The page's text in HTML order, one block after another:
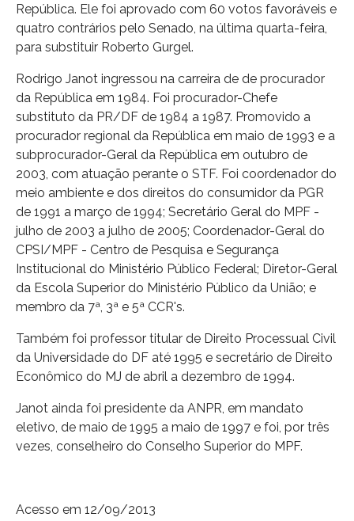
República. Ele foi aprovado com 60 votos favoráveis e
quatro contrários pelo Senado, na última quarta-feira,
para substituir Roberto Gurgel.
Rodrigo Janot ingressou na carreira de de procurador
da República em 1984. Foi procurador-Chefe
substituto da PR/DF de 1984 a 1987. Promovido a
procurador regional da República em maio de 1993 e a
subprocurador-Geral da República em outubro de
2003, com atuação perante o STF. Foi coordenador do
meio ambiente e dos direitos do consumidor da PGR
de 1991 a março de 1994; Secretário Geral do MPF -
julho de 2003 a julho de 2005; Coordenador-Geral do
CPSI/MPF - Centro de Pesquisa e Segurança
Institucional do Ministério Público Federal; Diretor-Geral
da Escola Superior do Ministério Público da União; e
membro da 7ª, 3ª e 5ª CCR's.
Também foi professor titular de Direito Processual Civil
da Universidade do DF até 1995 e secretário de Direito
Econômico do MJ de abril a dezembro de 1994.
Janot ainda foi presidente da ANPR, em mandato
eletivo, de maio de 1995 a maio de 1997 e foi, por três
vezes, conselheiro do Conselho Superior do MPF.
Acesso em 12/09/2013